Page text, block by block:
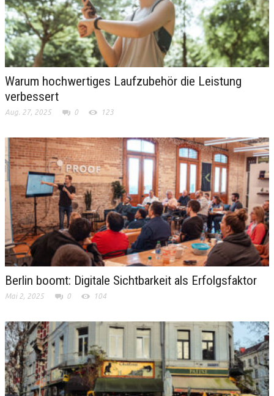
Warum hochwertiges Laufzubehör die Leistung
verbessert
Aug. 27, 2025 0 123
Berlin boomt: Digitale Sichtbarkeit als Erfolgsfaktor
Mai 2, 2025 0 104